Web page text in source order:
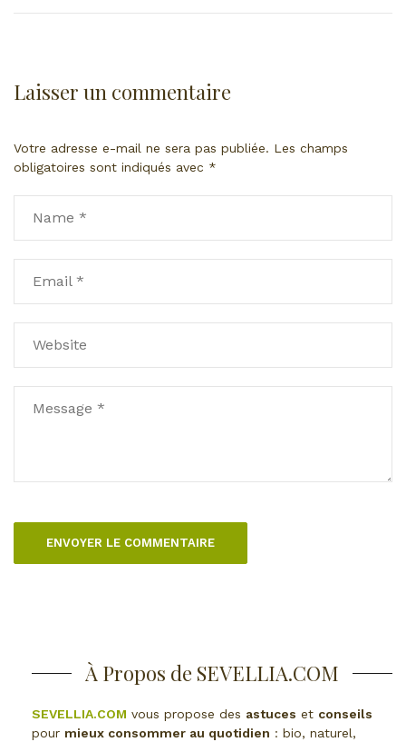
Laisser un commentaire
Votre adresse e-mail ne sera pas publiée. Les champs
obligatoires sont indiqués avec *
À Propos de SEVELLIA.COM
SEVELLIA.COM vous propose des astuces et conseils
pour mieux consommer au quotidien : bio, naturel,